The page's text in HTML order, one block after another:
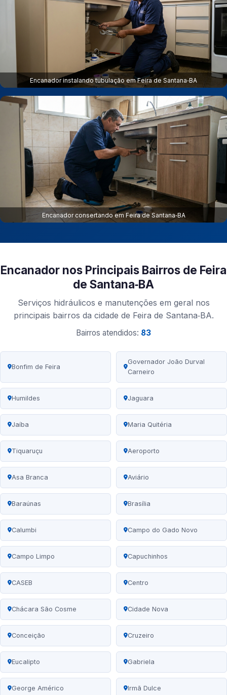
Encanador instalando tubulação em Feira de Santana‑BA
Encanador consertando em Feira de Santana‑BA
Encanador nos Principais Bairros de Feira
de Santana‑BA
Serviços hidráulicos e manutenções em geral nos
principais bairros da cidade de Feira de Santana‑BA.
Bairros atendidos: 83
Bonfim de Feira
Governador João Durval
Carneiro
Humildes Jaguara
Jaíba Maria Quitéria
Tiquaruçu Aeroporto
Asa Branca Aviário
Baraúnas Brasília
Calumbi Campo do Gado Novo
Campo Limpo Capuchinhos
CASEB Centro
Chácara São Cosme Cidade Nova
Conceição Cruzeiro
Eucalipto Gabriela
George Américo Irmã Dulce